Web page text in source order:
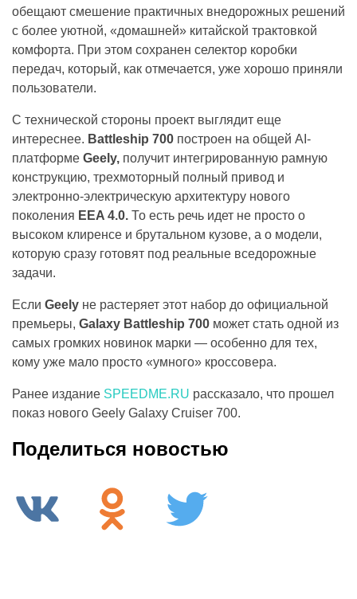
обещают смешение практичных внедорожных решений
с более уютной, «домашней» китайской трактовкой
комфорта. При этом сохранен селектор коробки
передач, который, как отмечается, уже хорошо приняли
пользователи.
С технической стороны проект выглядит еще
интереснее. Battleship 700 построен на общей AI-
платформе Geely, получит интегрированную рамную
конструкцию, трехмоторный полный привод и
электронно-электрическую архитектуру нового
поколения EEA 4.0. То есть речь идет не просто о
высоком клиренсе и брутальном кузове, а о модели,
которую сразу готовят под реальные вседорожные
задачи.
Если Geely не растеряет этот набор до официальной
премьеры, Galaxy Battleship 700 может стать одной из
самых громких новинок марки — особенно для тех,
кому уже мало просто «умного» кроссовера.
Ранее издание SPEEDME.RU рассказало, что прошел
показ нового Geely Galaxy Cruiser 700.
Поделиться новостью